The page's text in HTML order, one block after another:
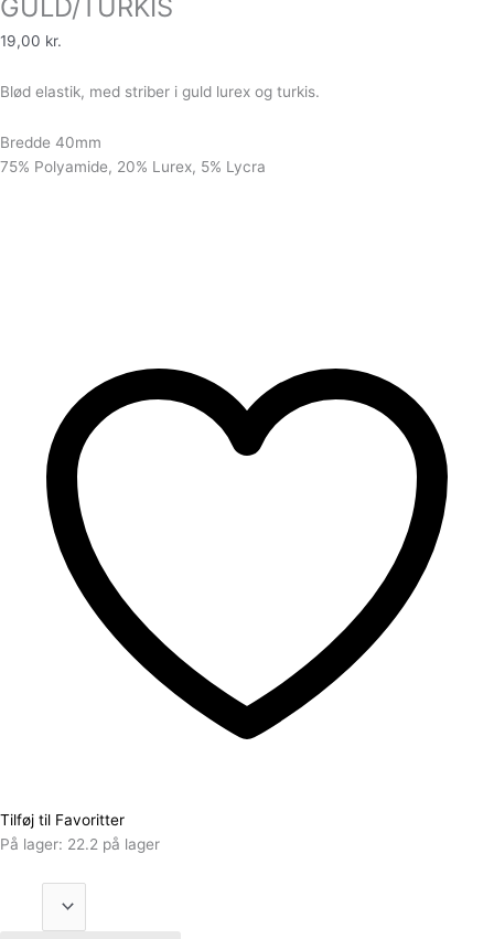
GULD/TURKIS
19,00 kr.
Blød elastik, med striber i guld lurex og turkis.
Bredde 40mm
75% Polyamide, 20% Lurex, 5% Lycra
Tilføj til Favoritter
På lager: 22.2 på lager